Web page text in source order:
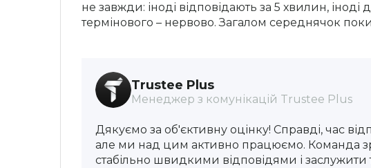
не завжди: іноді відповідають за 5 хвилин,
термінового – нервово. Загалом середнячок
Trustee Plus
Менеджер з комунікацій Trustee Plus
Дякуємо за об'єктивну оцінку! Справді, час
але ми над цим активно працюємо. Команда
стабільно швидкими відповідями і заслужити